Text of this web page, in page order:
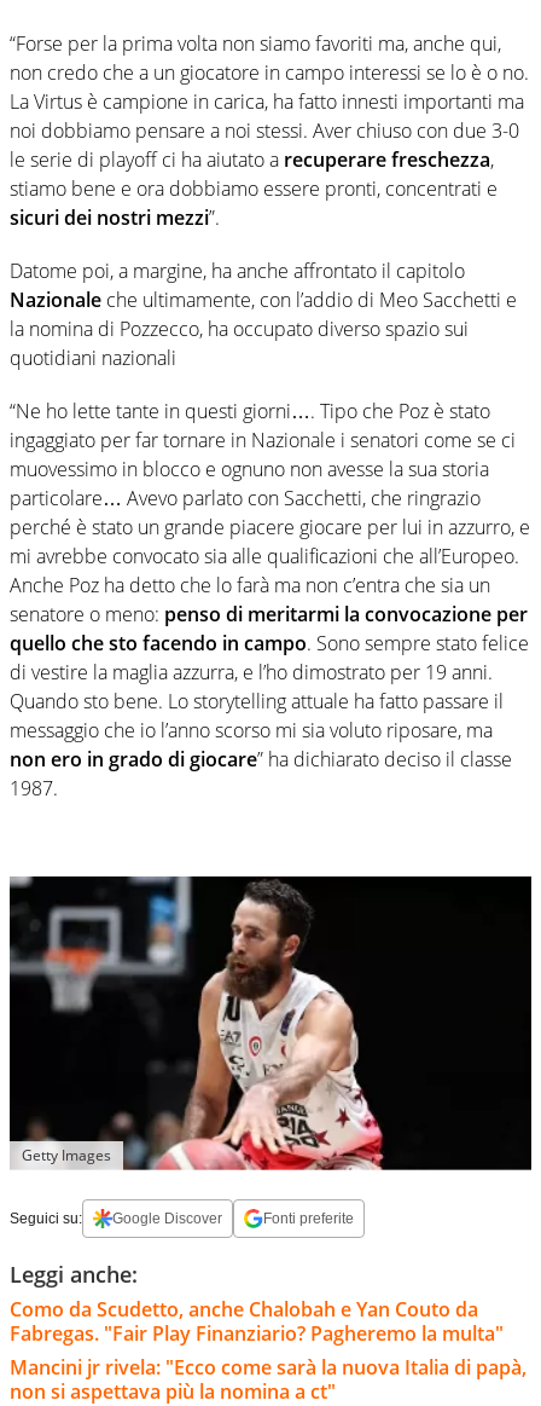
“Forse per la prima volta non siamo favoriti ma, anche qui,
non credo che a un giocatore in campo interessi se lo è o no.
La Virtus è campione in carica, ha fatto innesti importanti ma
noi dobbiamo pensare a noi stessi. Aver chiuso con due 3-0
le serie di playoff ci ha aiutato a recuperare freschezza,
stiamo bene e ora dobbiamo essere pronti, concentrati e
sicuri dei nostri mezzi”.
Datome poi, a margine, ha anche affrontato il capitolo
Nazionale che ultimamente, con l’addio di Meo Sacchetti e
la nomina di Pozzecco, ha occupato diverso spazio sui
quotidiani nazionali
“Ne ho lette tante in questi giorni…. Tipo che Poz è stato
ingaggiato per far tornare in Nazionale i senatori come se ci
muovessimo in blocco e ognuno non avesse la sua storia
particolare… Avevo parlato con Sacchetti, che ringrazio
perché è stato un grande piacere giocare per lui in azzurro, e
mi avrebbe convocato sia alle qualificazioni che all’Europeo.
Anche Poz ha detto che lo farà ma non c’entra che sia un
senatore o meno: penso di meritarmi la convocazione per
quello che sto facendo in campo. Sono sempre stato felice
di vestire la maglia azzurra, e l’ho dimostrato per 19 anni.
Quando sto bene. Lo storytelling attuale ha fatto passare il
messaggio che io l’anno scorso mi sia voluto riposare, ma
non ero in grado di giocare” ha dichiarato deciso il classe
1987.
Getty Images
Seguici su: Google Discover Fonti preferite
Leggi anche:
Como da Scudetto, anche Chalobah e Yan Couto da
Fabregas. "Fair Play Finanziario? Pagheremo la multa"
Mancini jr rivela: "Ecco come sarà la nuova Italia di papà,
non si aspettava più la nomina a ct"